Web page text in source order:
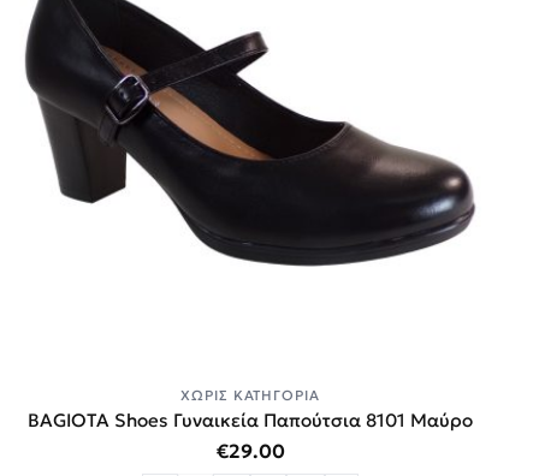
ΧΩΡΊΣ ΚΑΤΗΓΟΡΊΑ
BAGIOTA Shoes Γυναικεία Παπούτσια 8101 Μαύρο
€29.00